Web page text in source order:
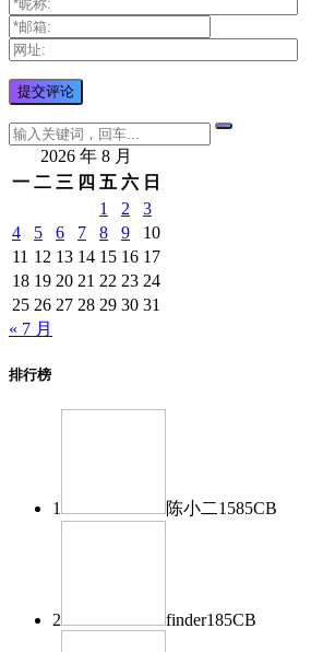
2026 年 8 月
一 二 三 四 五 六 日
1
2
3
4
5 6 7 8 9
10
11 12 13 14 15 16 17
18 19 20 21 22 23 24
25 26 27 28 29 30 31
« 7 月
排行榜
1 陈小二1585CB
2 finder185CB